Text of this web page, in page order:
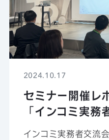
2024.10.17
セミナー開催レ
「インコミ実務
インコミ実務者交流